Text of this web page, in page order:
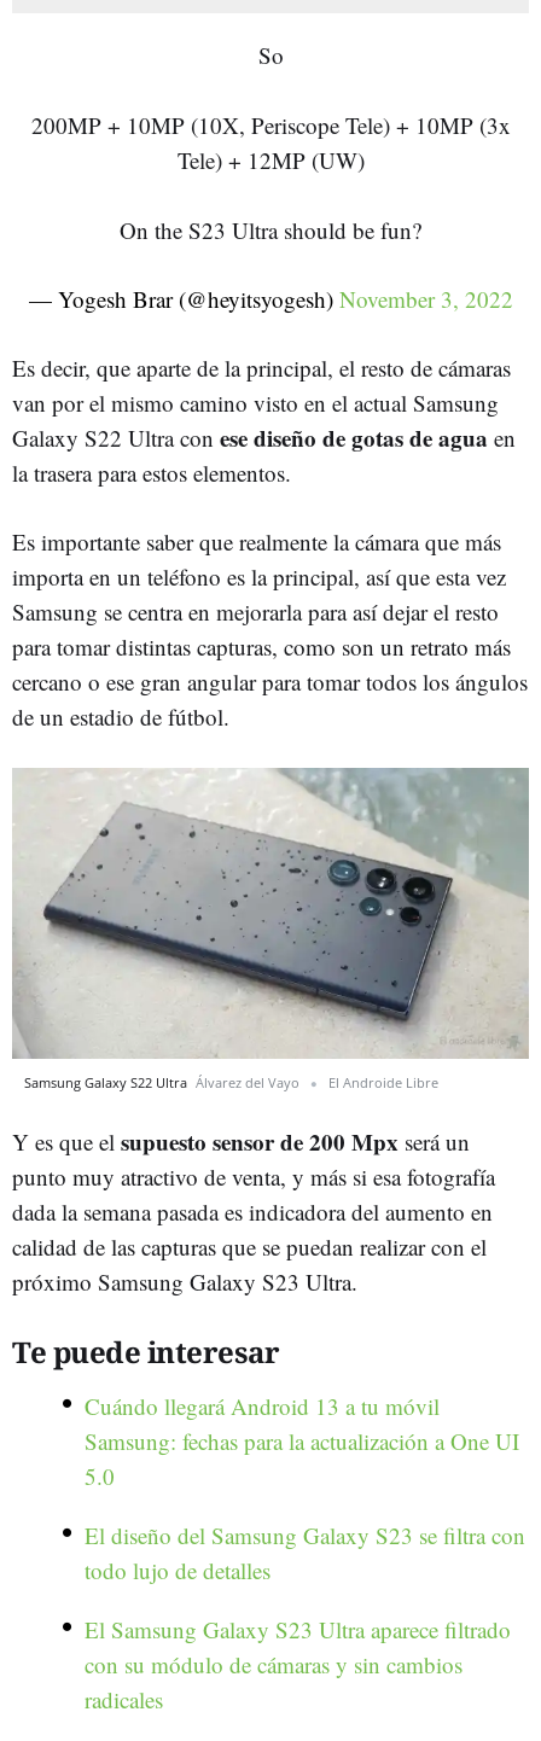
So
200MP + 10MP (10X, Periscope Tele) + 10MP (3x
Tele) + 12MP (UW)
On the S23 Ultra should be fun?
— Yogesh Brar (@heyitsyogesh) November 3, 2022
Es decir, que aparte de la principal, el resto de cámaras
van por el mismo camino visto en el actual Samsung
Galaxy S22 Ultra con ese diseño de gotas de agua en
la trasera para estos elementos.
Es importante saber que realmente la cámara que más
importa en un teléfono es la principal, así que esta vez
Samsung se centra en mejorarla para así dejar el resto
para tomar distintas capturas, como son un retrato más
cercano o ese gran angular para tomar todos los ángulos
de un estadio de fútbol.
Samsung Galaxy S22 Ultra Álvarez del Vayo El Androide Libre
Y es que el supuesto sensor de 200 Mpx será un
punto muy atractivo de venta, y más si esa fotografía
dada la semana pasada es indicadora del aumento en
calidad de las capturas que se puedan realizar con el
próximo Samsung Galaxy S23 Ultra.
Te puede interesar
Cuándo llegará Android 13 a tu móvil
Samsung: fechas para la actualización a One UI
5.0
El diseño del Samsung Galaxy S23 se filtra con
todo lujo de detalles
El Samsung Galaxy S23 Ultra aparece filtrado
con su módulo de cámaras y sin cambios
radicales